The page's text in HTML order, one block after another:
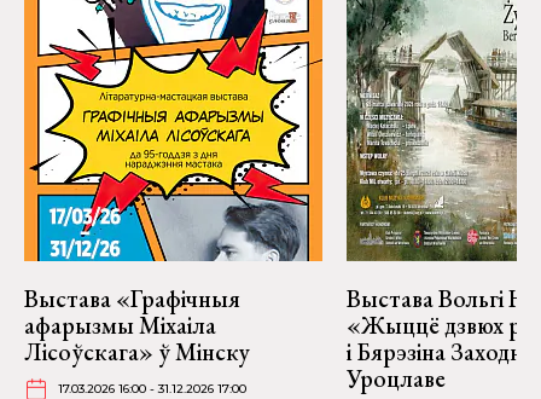
Выстава «Графічныя
афарызмы Міхаіла
Лісоўскага» ў Мінску
17.03.2026 16:00 - 31.12.2026 17:00
Выстава Вольгі
«Жыццё дзвюх
і Бярэзіна
Уроцлаве